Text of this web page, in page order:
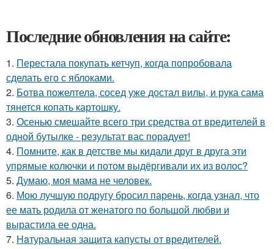
Последние обновления на сайте:
1. Перестала покупать кетчуп, когда попробовала
сделать его с яблоками.
2. Ботва пожелтела, сосед уже достал вилы, и рука сама
тянется копать картошку.
3. Осенью смешайте всего три средства от вредителей в
одной бутылке - результат вас порадует!
4. Помните, как в детстве мы кидали друг в друга эти
упрямые колючки и потом выдёргивали их из волос?
5. Думаю, моя мама не человек.
6. Мою лучшую подругу бросил парень, когда узнал, что
ее мать родила от женатого по большой любви и
вырастила ее одна.
7. Haтуральная защита капусты от вредителей.